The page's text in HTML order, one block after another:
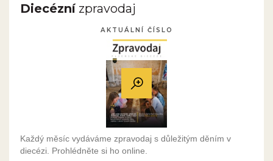
Diecéznízpravodaj
AKTUÁLNÍ ČÍSLO
Každý měsíc vydáváme zpravodaj s důležitým děním v
diecézi. Prohlédněte si ho online.